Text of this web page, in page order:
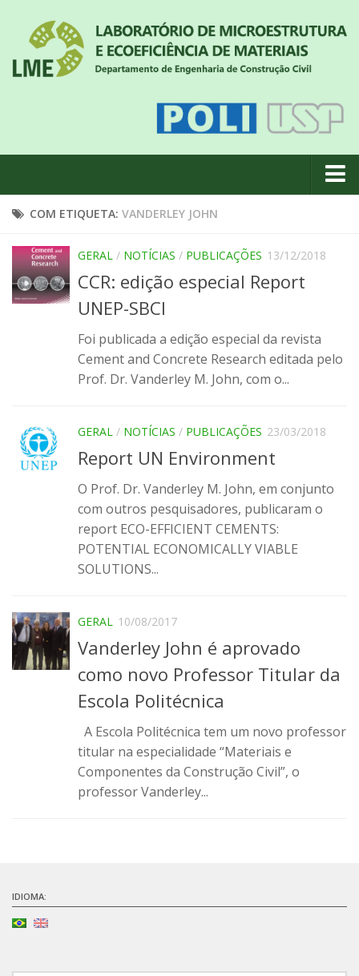
Quem somos
Geral
Projetos de pesquisa
Infraestrutura
Materiais cimentícios ecoeficientes
Ecologia Industrial na Construção Civil
Resíduos como matérias-primas
Durabilidade & vida útil das construções
Reologia e reometria de suspensões concentradas
INCT (CEMtec)
EMBRAPII (MCE)
Revestimentos frios (CBSF)
Projeto Crescimento
SBTA 2017
Convênio ABCP-USP
LME: Laboratório Multiusuário
COM ETIQUETA: VANDERLEY JOHN
GERAL / NOTÍCIAS / PUBLICAÇÕES 13/12/2018
CCR: edição especial Report
UNEP-SBCI
Foi publicada a edição especial da revista
Cement and Concrete Research editada pelo
Prof. Dr. Vanderley M. John, com o...
GERAL / NOTÍCIAS / PUBLICAÇÕES 23/03/2018
Report UN Environment
O Prof. Dr. Vanderley M. John, em conjunto
com outros pesquisadores, publicaram o
report ECO-EFFICIENT CEMENTS:
POTENTIAL ECONOMICALLY VIABLE
SOLUTIONS...
GERAL 10/08/2017
Vanderley John é aprovado
como novo Professor Titular da
Escola Politécnica
A Escola Politécnica tem um novo professor
titular na especialidade “Materiais e
Componentes da Construção Civil”, o
professor Vanderley...
IDIOMA: